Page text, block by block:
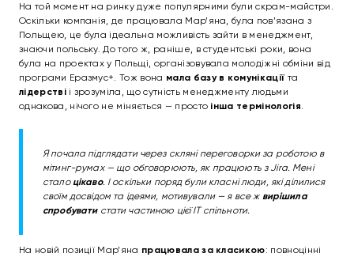
На той момент на ринку дуже популярними були скрам-майстри.
Оскільки компанія, де працювала Мар’яна, була пов’язана з
Польщею, це була ідеальна можливість зайти в менеджмент,
знаючи польську. До того ж, раніше, в студентські роки, вона
була на проектах у Польщі, організовувала молодіжні обміни від
програми Еразмус+. Тож вона мала базу в комунікації та
лідерствіі зрозуміла, що сутність менеджменту людьми
однакова, нічого не міняється — просто інша термінологія.
Я почала підглядати через скляні переговорки за роботою в
мітинг-румах — що обговорюють, як працюють з Jira. Мені
сталоцікаво. І оскільки поряд були класні люди, які ділилися
своїм досвідом та ідеями, мотивували — я все ж вирішила
спробуватистати частиною цієї ІТ спільноти.
На новій позиції Мар’яна працювала за класикою: повноцінні